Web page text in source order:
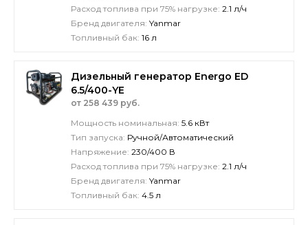
Расход топлива при 75% нагрузке: 2.1 л/ч
Бренд двигателя: Yanmar
Топливный бак: 16 л
Дизельный генератор Energo ED
6.5/400-YE
от 258 439 руб.
Мощность номинальная: 5.6 кВт
Тип запуска: Ручной/Автоматический
Напряжение: 230/400 В
Расход топлива при 75% нагрузке: 2.1 л/ч
Бренд двигателя: Yanmar
Топливный бак: 4.5 л